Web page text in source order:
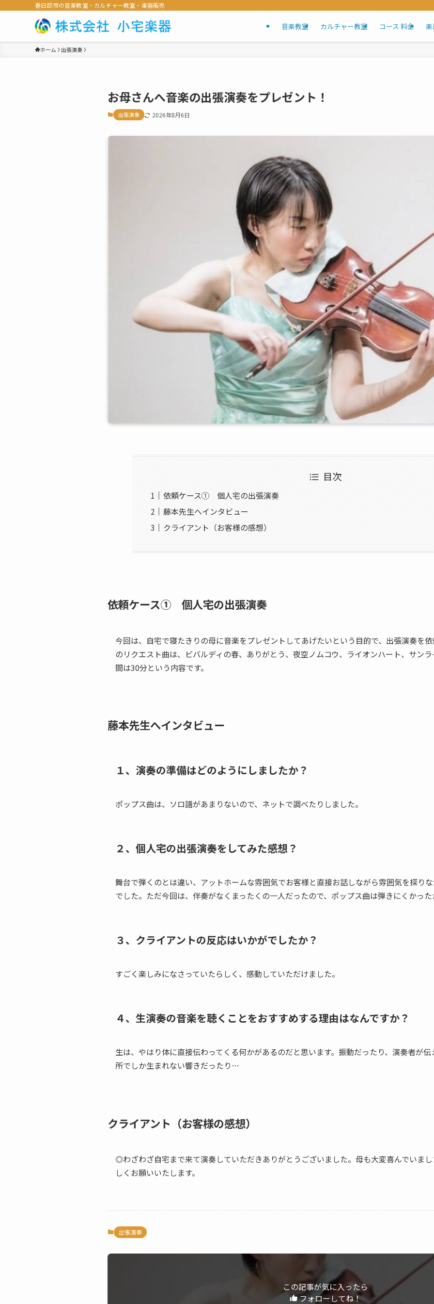
春日部市の音楽教室・カルチャー教室・楽器販売
音楽教室 カルチャー教室 コース 料金
ホーム 出張演奏
お母さんへ音楽の出張演奏をプレゼント！
出張演奏 2026年8月6日
目次
依頼ケース① 個人宅の出張演奏
藤本先生へインタビュー
クライアント（お客様の感想）
依頼ケース① 個人宅の出張演奏
今回は、自宅で寝たきりの母に音楽をプレゼントしてあげたいという目的で、出張演奏を
のリクエスト曲は、ビバルディの春、ありがとう、夜空ノムコウ、ライオンハート、サン
間は30分という内容です。
藤本先生へインタビュー
１、演奏の準備はどのようにしましたか？
ポップス曲は、ソロ譜があまりないので、ネットで調べたりしました。
２、個人宅の出張演奏をしてみた感想？
舞台で弾くのとは違い、アットホームな雰囲気でお客様と直接お話しながら雰囲気を探り
でした。ただ今回は、伴奏がなくまったくの一人だったので、ポップス曲は弾きにくかった
３、クライアントの反応はいかがでしたか？
すごく楽しみになさっていたらしく、感動していただけました。
４、生演奏の音楽を聴くことをおすすめす­る理由はなんですか？
生は、やはり体に直接伝わってくる何かがあるのだと思います。振動だったり、演奏者が
所でしか生まれない響きだったり…
クライアント（お客様の感想）
◎わざわざ自宅まで来て演奏していただきありがとうございました。母も大変喜んでいま
しくお願いいたします。
出張演奏
この記事が気に入ったら
フォローしてね！